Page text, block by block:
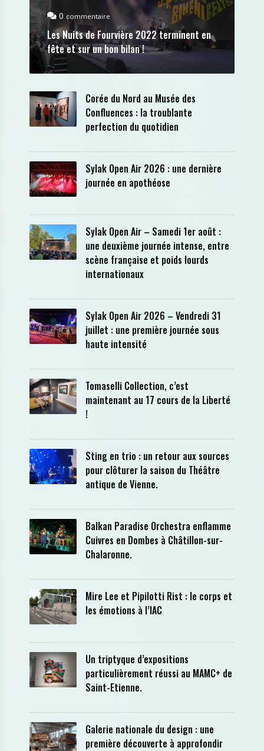
0 commentaire
Les Nuits de Fourvière 2022 terminent en
fête et sur un bon bilan !
Corée du Nord au Musée des
Confluences : la troublante
perfection du quotidien
Sylak Open Air 2026 : une dernière
journée en apothéose
Sylak Open Air – Samedi 1er août :
une deuxième journée intense, entre
scène française et poids lourds
internationaux
Sylak Open Air 2026 – Vendredi 31
juillet : une première journée sous
haute intensité
Tomaselli Collection, c’est
maintenant au 17 cours de la Liberté
!
Sting en trio : un retour aux sources
pour clôturer la saison du Théâtre
antique de Vienne.
Balkan Paradise Orchestra enflamme
Cuivres en Dombes à Châtillon-sur-
Chalaronne.
Mire Lee et Pipilotti Rist : le corps et
les émotions à l’IAC
Un triptyque d’expositions
particulièrement réussi au MAMC+ de
Saint-Etienne.
Galerie nationale du design : une
première découverte à approfondir